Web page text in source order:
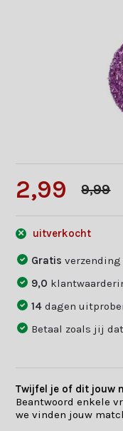
2,99 9,99
uitverkocht
Gratisverzending
9,0
14dagen
Betaal zoals jij
Twijfel je of dit jouw
Beantwoord enkele
we vinden jouw